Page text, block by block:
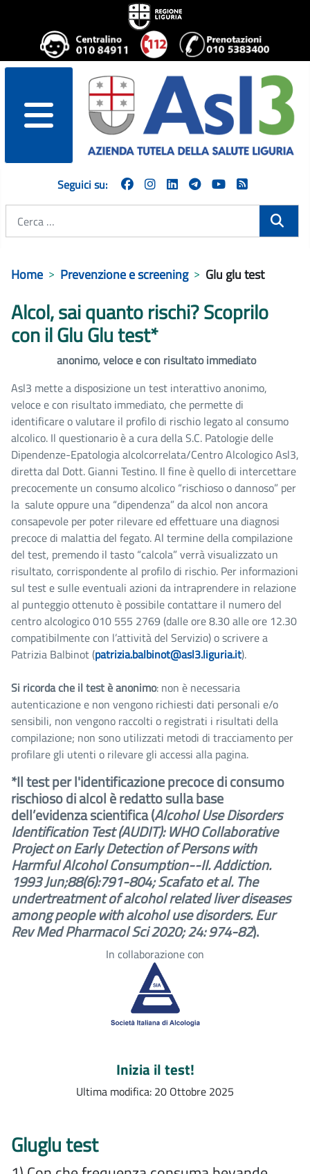
menu
Seguici su:
Home Prevenzione e screening Glu glu test
Alcol, sai quanto rischi? Scoprilo
con il Glu Glu test*
anonimo, veloce e con risultato immediato
Asl3 mette a disposizione un test interattivo anonimo,
veloce e con risultato immediato, che permette di
identificare o valutare il profilo di rischio legato al consumo
alcolico. Il questionario è a cura della S.C. Patologie delle
Dipendenze-Epatologia alcolcorrelata/Centro Alcologico Asl3,
diretta dal Dott. Gianni Testino. Il fine è quello di intercettare
precocemente un consumo alcolico “rischioso o dannoso” per
la salute oppure una “dipendenza” da alcol non ancora
consapevole per poter rilevare ed effettuare una diagnosi
precoce di malattia del fegato. Al termine della compilazione
del test, premendo il tasto “calcola” verrà visualizzato un
risultato, corrispondente al profilo di rischio. Per informazioni
sul test e sulle eventuali azioni da intraprendere in relazione
al punteggio ottenuto è possibile contattare il numero del
centro alcologico 010 555 2769 (dalle ore 8.30 alle ore 12.30
compatibilmente con l’attività del Servizio) o scrivere a
Patrizia Balbinot (patrizia.balbinot@asl3.liguria.it).
Si ricorda che il test è anonimo: non è necessaria
autenticazione e non vengono richiesti dati personali e/o
sensibili, non vengono raccolti o registrati i risultati della
compilazione; non sono utilizzati metodi di tracciamento per
profilare gli utenti o rilevare gli accessi alla pagina.
*Il test per l'identificazione precoce di consumo
rischioso di alcol è redatto sulla base
dell’evidenza scientifica (Alcohol Use Disorders
Identification Test (AUDIT): WHO Collaborative
Project on Early Detection of Persons with
Harmful Alcohol Consumption--II. Addiction.
1993 Jun;88(6):791-804; Scafato et al. The
undertreatment of alcohol related liver diseases
among people with alcohol use disorders. Eur
Rev Med Pharmacol Sci 2020; 24: 974-82).
In collaborazione con
Inizia il test!
Ultima modifica: 20 Ottobre 2025
Gluglu test